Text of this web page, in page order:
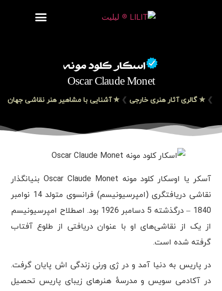
اسکار کلود مونه
Oscar Claude Monet
❯ ✮ گالری آثار هنری خارجی ❯ ✮ آشنایی با مشاهیر هنر نقاشی جهان
آسکر یا اوسکار کلود مونه Oscar Claude Monet بنیانگذار
نقاشی دریافتگری (امپرسیونیسم) فرانسوی متولد 14 نوامبر
1840 – درگذشته 5 دسامبر 1926 بود. اصطلاح امپرسیونیسم
از یک از نقاشی‌های او با عنوان دریافتی از طلوع آفتاب
گرفته شده است.
در پاریس به دنیا آمد و در ژی ورنی زندگی اش پایان گرفت.
در آکادمی سویس و مدرسهٔ هنرهای زیبای پاریس تحصیل